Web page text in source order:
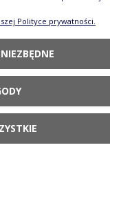
DO KOSZYKA
L GU911DEKDU205
Dostępność: dostępne wkrótce
Polityce prywatności.